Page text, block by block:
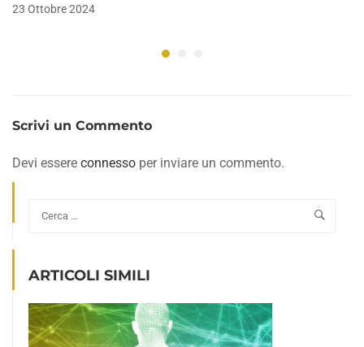
23 Ottobre 2024
Scrivi un Commento
Devi essere connesso per inviare un commento.
ARTICOLI SIMILI